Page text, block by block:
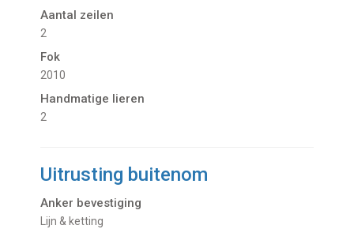
Aantal zeilen
2
Fok
2010
Handmatige lieren
2
Uitrusting buitenom
Anker bevestiging
Lijn & ketting